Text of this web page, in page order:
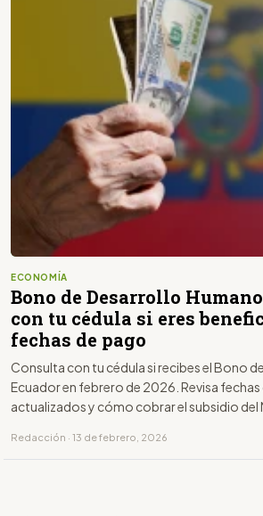
ECONOMÍA
Bono de Desarrollo
con tu cédula si eres
fechas de pago
Consulta con tu cédula si recibes el Bono
Ecuador en febrero de 2026. Revisa
actualizados y cómo cobrar el subsidio del
Redacción · 13 de febrero, 2026